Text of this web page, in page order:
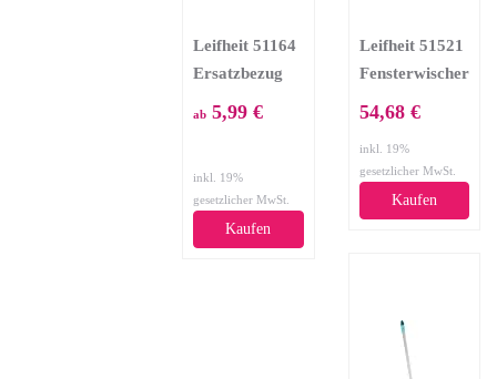
Leifheit 51164
Ersatzbezug
Window
Ersatzbezug,
Stoff, Türkis;
weiß, 27,5 x
ab 5,99 €
inkl. 19%
gesetzlicher MwSt.
Kaufen
Leifheit 51521
Fensterwischer
mit Stiel
54,68 €
inkl. 19%
gesetzlicher MwSt.
Kaufen